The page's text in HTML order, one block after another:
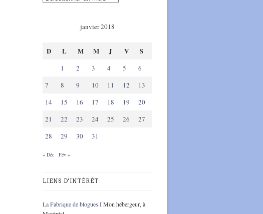
janvier 2018
D L M M J V S
1 2 3 4 5
6
7
8 9 10 11 12
13
14
15 16 17 18 19
20
21
22 23 24 25 26
27
28
29 30 31
« Déc Fév »
LIENS D'INTÉRÊT
La Fabrique de blogues IMon hébergeur, à